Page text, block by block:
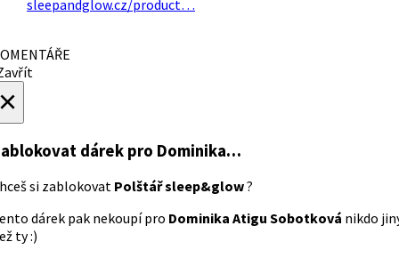
sleepandglow.cz/product…
dárek pro Dominika…
si zablokovat Polštář sleep&glow?
dárek pak nekoupí pro Dominika Atigu Sobotková nikdo
ty :)